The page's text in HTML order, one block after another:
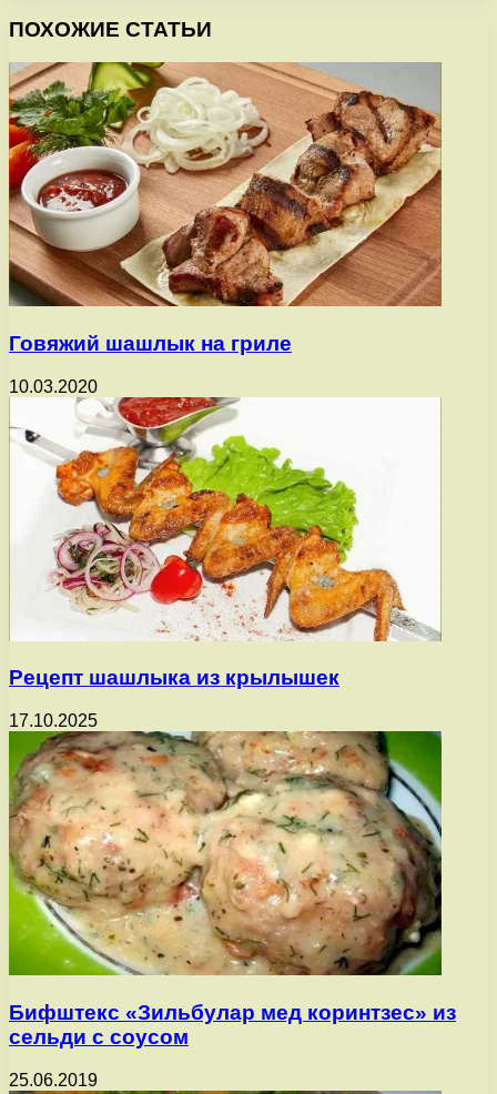
ПОХОЖИЕ СТАТЬИ
Говяжий шашлык на гриле
10.03.2020
Рецепт шашлыка из крылышек
17.10.2025
Бифштекс «Зильбулар мед коринтзес» из
сельди с соусом
25.06.2019